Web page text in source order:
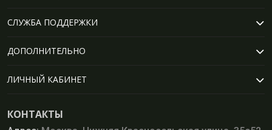
СЛУЖБА ПОДДЕРЖКИ
ДОПОЛНИТЕЛЬНО
ЛИЧНЫЙ КАБИНЕТ
КОНТАКТЫ